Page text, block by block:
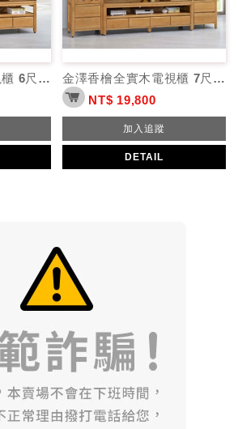
金澤香檜全實木電視櫃 6尺展示櫃上櫃背板
金澤香檜全實木電視櫃 7尺展示櫃上櫃背板
NT$ 19,800
加入追蹤
DETAIL